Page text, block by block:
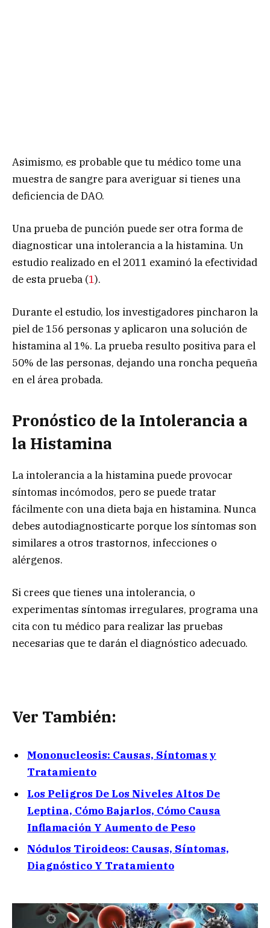
Asimismo, es probable que tu médico tome una
muestra de sangre para averiguar si tienes una
deficiencia de DAO.
Una prueba de punción puede ser otra forma de
diagnosticar una intolerancia a la histamina. Un
estudio realizado en el 2011 examinó la efectividad
de esta prueba (1).
Durante el estudio, los investigadores pincharon la
piel de 156 personas y aplicaron una solución de
histamina al 1%. La prueba resulto positiva para el
50% de las personas, dejando una roncha pequeña
en el área probada.
Pronóstico de la Intolerancia a
la Histamina
La intolerancia a la histamina puede provocar
síntomas incómodos, pero se puede tratar
fácilmente con una dieta baja en histamina. Nunca
debes autodiagnosticarte porque los síntomas son
similares a otros trastornos, infecciones o
alérgenos.
Si crees que tienes una intolerancia, o
experimentas síntomas irregulares, programa una
cita con tu médico para realizar las pruebas
necesarias que te darán el diagnóstico adecuado.
Ver También:
Mononucleosis: Causas, Síntomas y
Tratamiento
Los Peligros De Los Niveles Altos De
Leptina, Cómo Bajarlos, Cómo Causa
Inflamación Y Aumento de Peso
Nódulos Tiroideos: Causas, Síntomas,
Diagnóstico Y Tratamiento